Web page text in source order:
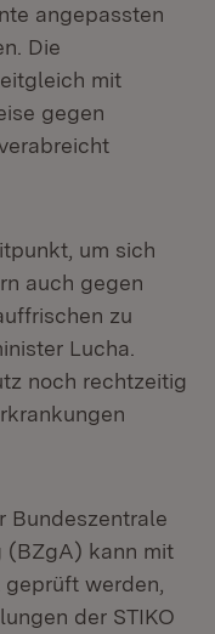
angepassten
Die
mit
gegen
um sich
auch gegen
zu
Lucha.
noch rechtzeitig
Bundeszentrale
(BZgA) kann mit
werden,
der STIKO